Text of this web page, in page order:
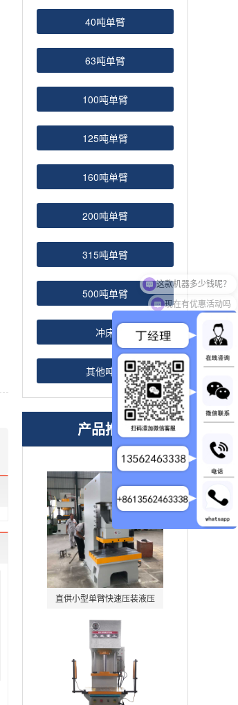
40吨单臂
63吨单臂
100吨单臂
125吨单臂
160吨单臂
200吨单臂
315吨单臂
500吨单臂
冲床
其他吨位
产品推荐
直供小型单臂快速压装液压
机冲床 单柱式轴承电
现在有优惠活动吗